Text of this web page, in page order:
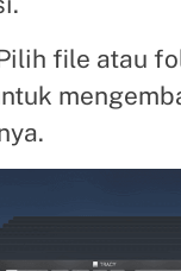
file atau